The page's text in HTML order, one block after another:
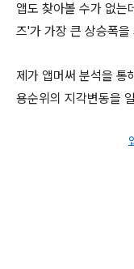
앱도 찾아볼 수가 없는
즈'가 가장 큰 상승폭
제가 앱머써 분석을 통
용순위의 지각변동을